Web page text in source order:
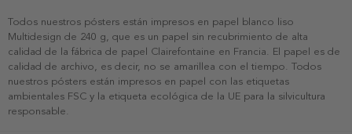
Todos nuestros pósters están impresos en papel blanco liso
Multidesign de 240 g, que es un papel sin recubrimiento de alta
calidad de la fábrica de papel Clairefontaine en Francia. El papel es de
calidad de archivo, es decir, no se amarillea con el tiempo. Todos
nuestros pósters están impresos en papel con las etiquetas
ambientales FSC y la etiqueta ecológica de la UE para la silvicultura
responsable.